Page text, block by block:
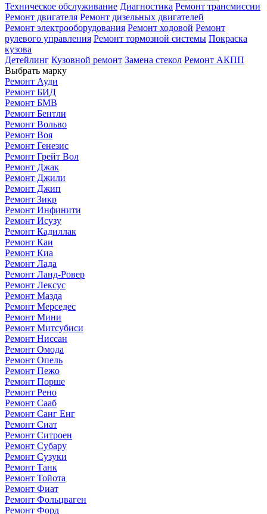
Техническое обслуживание Диагностика Ремонт трансмиссии
Ремонт двигателя Ремонт дизельных двигателей
Ремонт электрооборудования Ремонт ходовой Ремонт
рулевого управления Ремонт тормозной системы Покраска
кузова
Детейлинг Кузовной ремонт Замена стекол Ремонт АКПП
Выбрать марку
Ремонт Ауди
Ремонт БИД
Ремонт БМВ
Ремонт Бентли
Ремонт Вольво
Ремонт Воя
Ремонт Генезис
Ремонт Грейт Вол
Ремонт Джак
Ремонт Джили
Ремонт Джип
Ремонт Зикр
Ремонт Инфинити
Ремонт Исузу
Ремонт Кадиллак
Ремонт Каи
Ремонт Киа
Ремонт Лада
Ремонт Ланд-Ровер
Ремонт Лексус
Ремонт Мазда
Ремонт Мерседес
Ремонт Мини
Ремонт Митсубиси
Ремонт Ниссан
Ремонт Омода
Ремонт Опель
Ремонт Пежо
Ремонт Порше
Ремонт Рено
Ремонт Сааб
Ремонт Санг Енг
Ремонт Сиат
Ремонт Ситроен
Ремонт Субару
Ремонт Сузуки
Ремонт Танк
Ремонт Тойота
Ремонт Фиат
Ремонт Фольцваген
Ремонт Форд